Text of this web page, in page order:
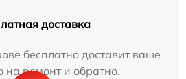
доставка
бесплатно доставит ваше
на ремонт и обратно.